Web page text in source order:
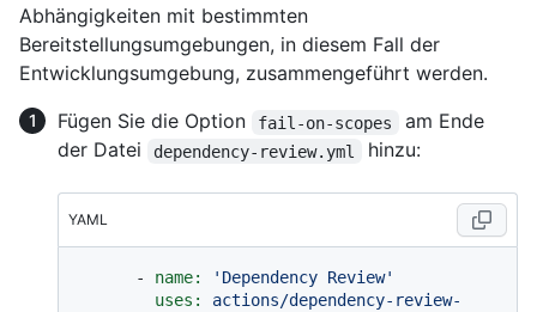
Abhängigkeiten mit bestimmten
Bereitstellungsumgebungen, in diesem Fall der
Entwicklungsumgebung, zusammengeführt werden.
Fügen Sie die Option
fail-on-scopes
am Ende
der Datei
dependency-review.yml hinzu:
YAML
- name:
'Dependency Review'
uses:
actions/dependency-review-